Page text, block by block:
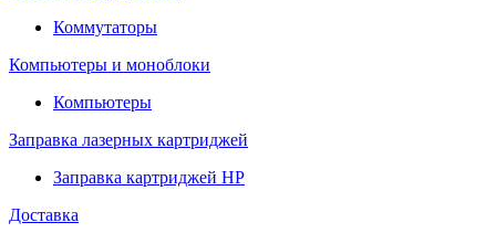
Коммутаторы
Компьютеры и моноблоки
Компьютеры
Заправка лазерных картриджей
Заправка картриджей HP
Доставка